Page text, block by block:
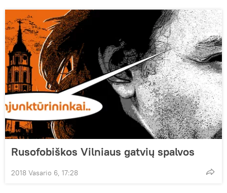
Rusofobiškos Vilniaus gatvių spalvos
2018 Vasario 6, 17:28